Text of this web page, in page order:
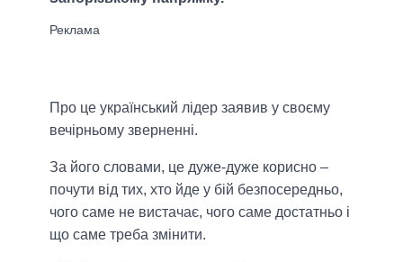
Про це український лідер заявив у своєму
вечірньому зверненні.
За його словами, це дуже-дуже корисно –
почути від тих, хто йде у бій безпосередньо,
чого саме не вистачає, чого саме достатньо і
що саме треба змінити.